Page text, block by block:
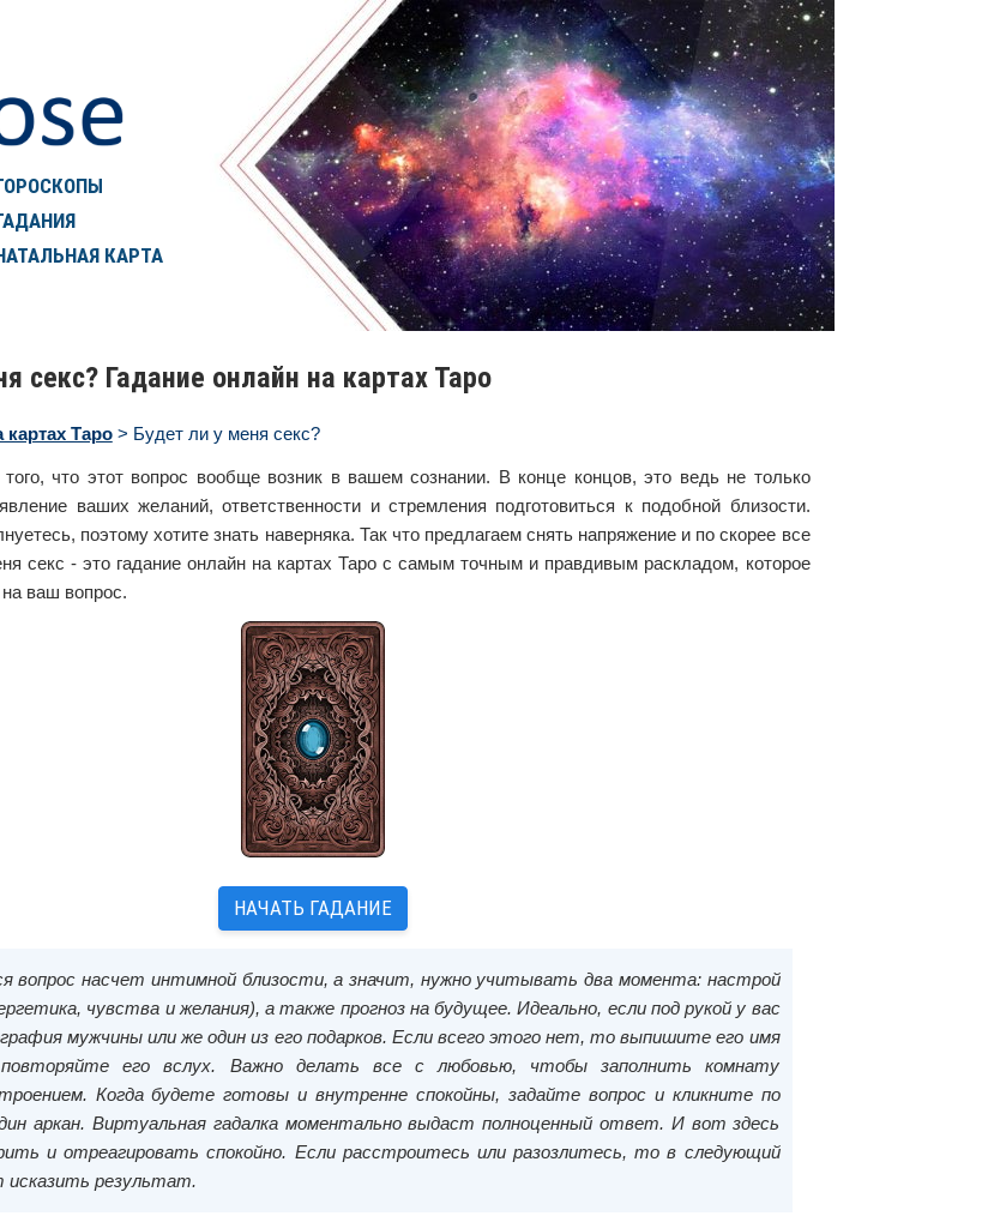
КАРТА
секс? Гадание онлайн на картах Таро
картах Таро> Будет ли у меня секс?
что этот вопрос вообще возник в вашем сознании. В конце концов, это ведь не только
ваших желаний, ответственности и стремления подготовиться к подобной близости.
поэтому хотите знать наверняка. Так что предлагаем снять напряжение и по скорее все
секс - это гадание онлайн на картах Таро с самым точным и правдивым раскладом, которое
ваш вопрос.
НАЧАТЬ ГАДАНИЕ
вопрос насчет интимной близости, а значит, нужно учитывать два момента: настрой
чувства и желания), а также прогноз на будущее. Идеально, если под рукой у вас
мужчины или же один из его подарков. Если всего этого нет, то выпишите его имя
его вслух. Важно делать все с любовью, чтобы заполнить комнату
Когда будете готовы и внутренне спокойны, задайте вопрос и кликните по
аркан. Виртуальная гадалка моментально выдаст полноценный ответ. И вот здесь
и отреагировать спокойно. Если расстроитесь или разозлитесь, то в следующий
исказить результат.